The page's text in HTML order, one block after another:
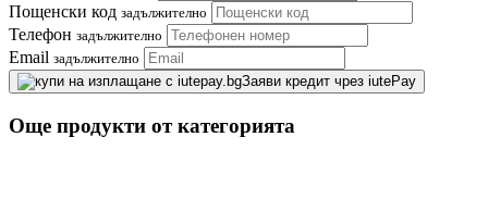
Пощенски код задължително
Телефон задължително
Email задължително
Заяви кредит чрез iutePay
Още продукти от категорията